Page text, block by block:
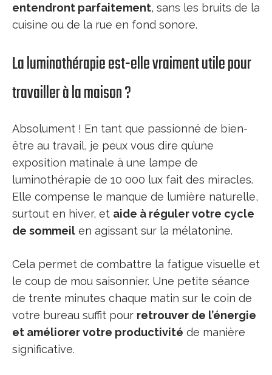
entendront parfaitement, sans les bruits de la
cuisine ou de la rue en fond sonore.
La luminothérapie est-elle vraiment utile pour
travailler à la maison ?
Absolument ! En tant que passionné de bien-
être au travail, je peux vous dire qu’une
exposition matinale à une lampe de
luminothérapie de 10 000 lux fait des miracles.
Elle compense le manque de lumière naturelle,
surtout en hiver, et aide à réguler votre cycle
de sommeil en agissant sur la mélatonine.
Cela permet de combattre la fatigue visuelle et
le coup de mou saisonnier. Une petite séance
de trente minutes chaque matin sur le coin de
votre bureau suffit pour retrouver de l’énergie
et améliorer votre productivité de manière
significative.